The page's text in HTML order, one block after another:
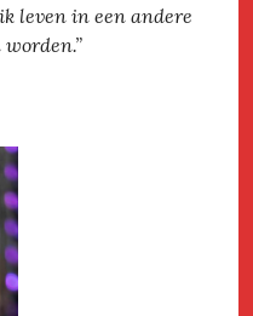
leven in een andere